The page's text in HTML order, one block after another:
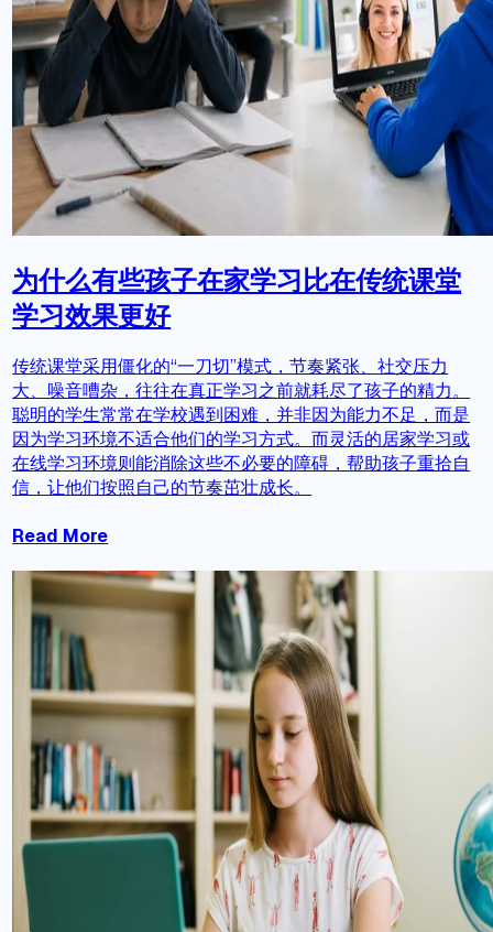
为什么有些孩子在家学习比在传统课堂
学习效果更好
传统课堂采用僵化的“一刀切”模式，节奏紧张、社交压力
大、噪音嘈杂，往往在真正学习之前就耗尽了孩子的精力。
聪明的学生常常在学校遇到困难，并非因为能力不足，而是
因为学习环境不适合他们的学习方式。而灵活的居家学习或
在线学习环境则能消除这些不必要的障碍，帮助孩子重拾自
信，让他们按照自己的节奏茁壮成长。
Read More